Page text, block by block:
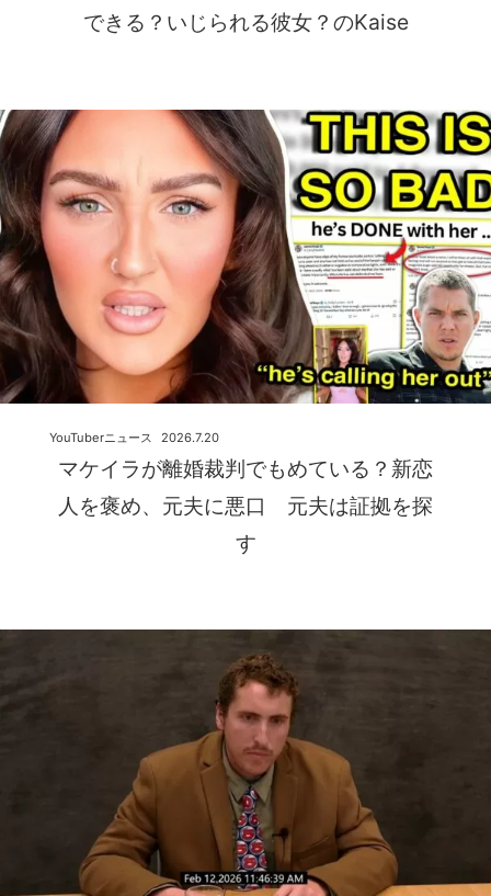
できる？いじられる彼女？のKaise
マケイラが離婚裁判でもめている？新恋
人を褒め、元夫に悪口 元夫は証拠を探
す
2026.7.20
YouTuberニュース